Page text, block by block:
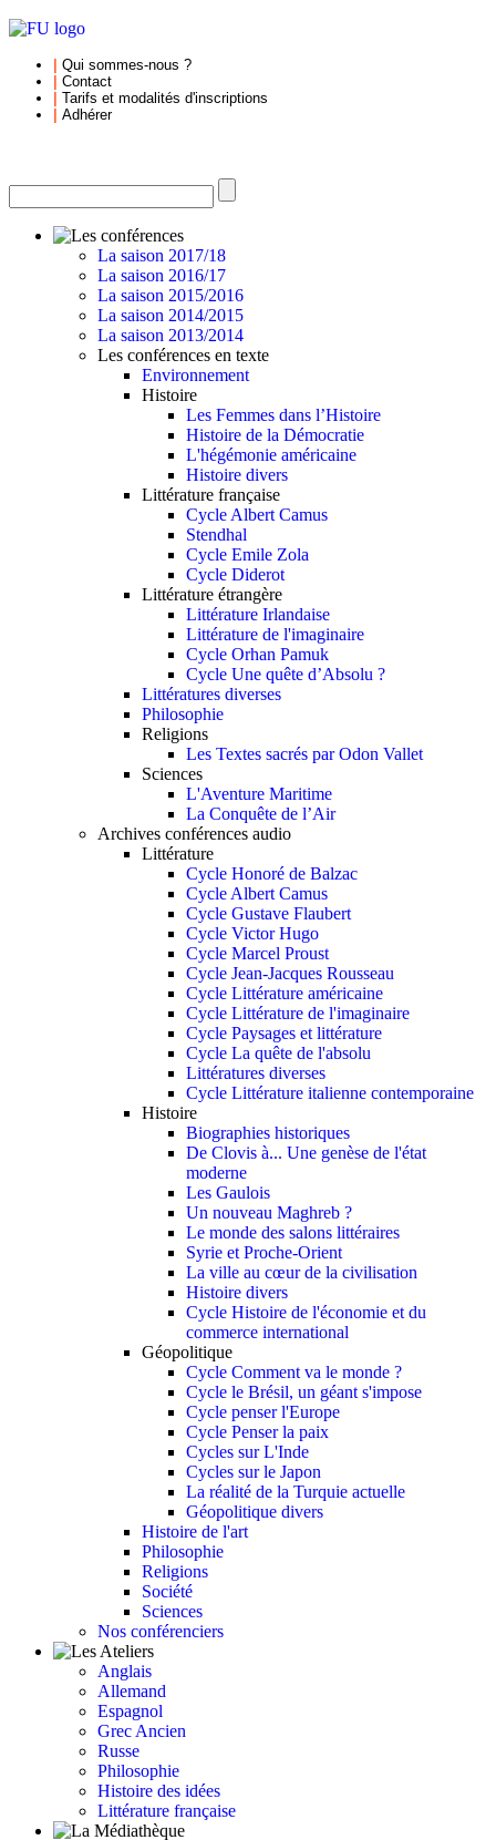
Qui sommes-nous ?
Contact
Tarifs et modalités d'inscriptions
Adhérer
La saison 2017/18
La saison 2016/17
La saison 2015/2016
La saison 2014/2015
La saison 2013/2014
Les conférences en texte
Environnement
Histoire
Les Femmes dans l’Histoire
Histoire de la Démocratie
L'hégémonie américaine
Histoire divers
Littérature française
Cycle Albert Camus
Stendhal
Cycle Emile Zola
Cycle Diderot
Littérature étrangère
Littérature Irlandaise
Littérature de l'imaginaire
Cycle Orhan Pamuk
Cycle Une quête d’Absolu ?
Littératures diverses
Philosophie
Religions
Les Textes sacrés par Odon Vallet
Sciences
L'Aventure Maritime
La Conquête de l’Air
Archives conférences audio
Littérature
Cycle Honoré de Balzac
Cycle Albert Camus
Cycle Gustave Flaubert
Cycle Victor Hugo
Cycle Marcel Proust
Cycle Jean-Jacques Rousseau
Cycle Littérature américaine
Cycle Littérature de l'imaginaire
Cycle Paysages et littérature
Cycle La quête de l'absolu
Littératures diverses
Cycle Littérature italienne contemporaine
Histoire
Biographies historiques
De Clovis à... Une genèse de l'état
moderne
Les Gaulois
Un nouveau Maghreb ?
Le monde des salons littéraires
Syrie et Proche-Orient
La ville au cœur de la civilisation
Histoire divers
Cycle Histoire de l'économie et du
commerce international
Géopolitique
Cycle Comment va le monde ?
Cycle le Brésil, un géant s'impose
Cycle penser l'Europe
Cycle Penser la paix
Cycles sur L'Inde
Cycles sur le Japon
La réalité de la Turquie actuelle
Géopolitique divers
Histoire de l'art
Philosophie
Religions
Société
Sciences
Nos conférenciers
Anglais
Allemand
Espagnol
Grec Ancien
Russe
Philosophie
Histoire des idées
Littérature française